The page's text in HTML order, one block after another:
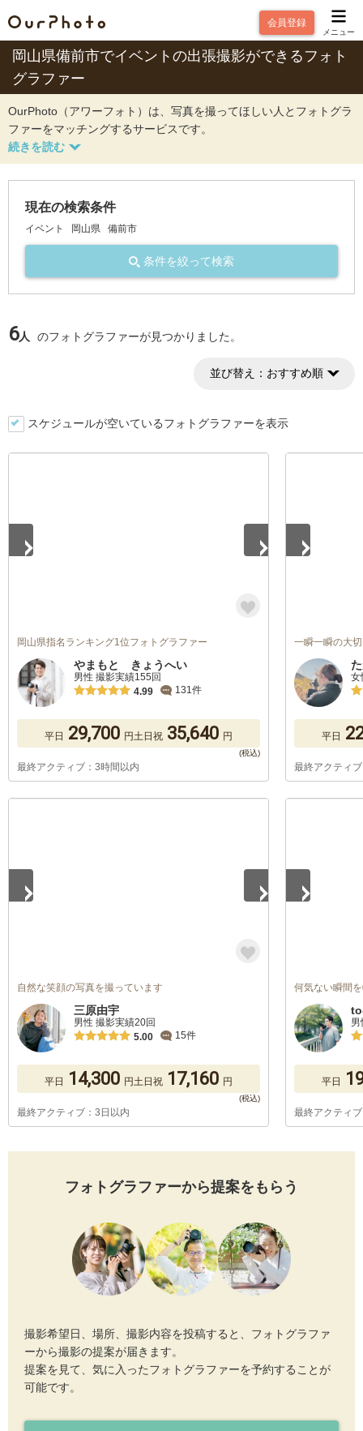
会員登録
メニュー
岡山県備前市でイベントの出張撮影ができるフォト
グラファー
OurPhoto（アワーフォト）は、写真を撮ってほしい人とフォトグラ
ファーをマッチングするサービスです。
現在の検索条件
イベント 岡山県 備前市
条件を絞って検索
6人 のフォトグラファーが見つかりました。
並び替え： おすすめ順
スケジュールが空いているフォトグラファーを表示
岡山県指名ランキング1位フォトグラファー
やまもと きょうへい
男性 撮影実績155回
4.99
131件
平日 29,700 円土日祝 35,640 円
最終アクティブ：3時間以内
一瞬一瞬の大
女
平日
最終アクティ
自然な笑顔の写真を撮っています
三原由宇
男性 撮影実績20回
5.00
15件
平日 14,300 円土日祝 17,160 円
最終アクティブ：3日以内
何気ない瞬間
平日
最終アクティ
フォトグラファーから提案をもらう
撮影希望日、場所、撮影内容を投稿すると、フォトグラファ
ーから撮影の提案が届きます。
提案を見て、気に入ったフォトグラファーを予約することが
可能です。